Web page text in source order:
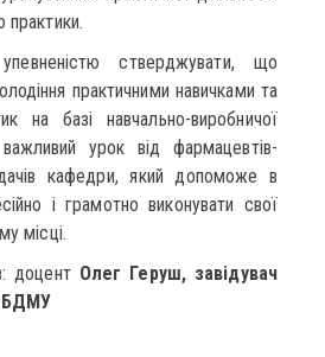
практики.
стверджувати, що
практичними навичками та
на базі навчально-виробничої
урок від фармацевтів-
кафедри, який допоможе в
і грамотно виконувати свої
місці.
доцент Олег Геруш, завідувач
БДМУ